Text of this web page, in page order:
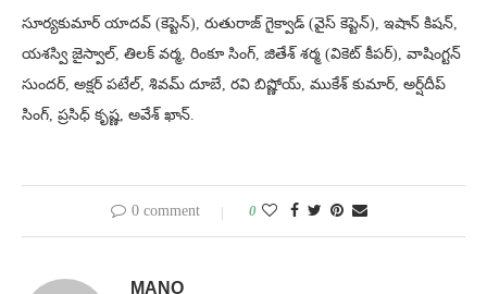
సూర్యకుమార్ యాదవ్ (కెప్టెన్), రుతురాజ్ గైక్వాడ్ (వైస్ కెప్టెన్), ఇషాన్ కిషన్,
యశస్వి జైస్వాల్, తిలక్ వర్మ, రింకూ సింగ్, జితేశ్ శర్మ (వికెట్ కీపర్), వాషింగ్టన్
సుందర్, అక్షర్ పటేల్, శివమ్ దూబే, రవి బిష్ణోయ్, ముకేశ్ కుమార్, అర్ష్‌దీప్
సింగ్, ప్రసిధ్ కృష్ణ, అవేశ్ ఖాన్.
0 comment 0
MANO